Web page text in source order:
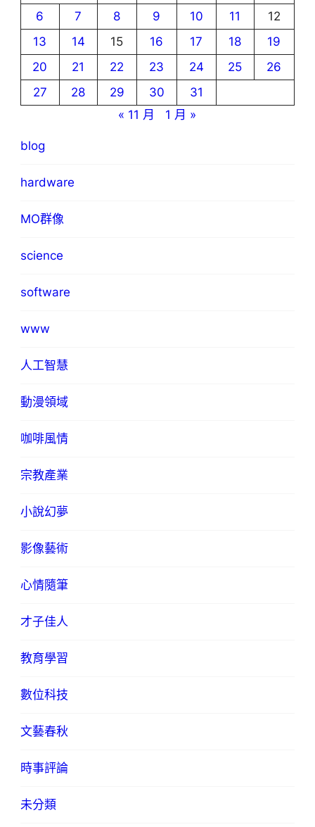
6
7 8 9 10 11
12
13
14 15 16 17 18
19
20
21 22 23 24 25
26
27
28 29 30
31
« 11 月
1 月 »
blog
hardware
MO群像
science
software
www
人工智慧
動漫領域
咖啡風情
宗教產業
小說幻夢
影像藝術
心情隨筆
才子佳人
教育學習
數位科技
文藝春秋
時事評論
未分類